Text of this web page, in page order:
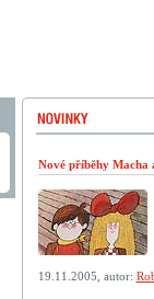
Nové příběhy Macha
19.11.2005, autor: